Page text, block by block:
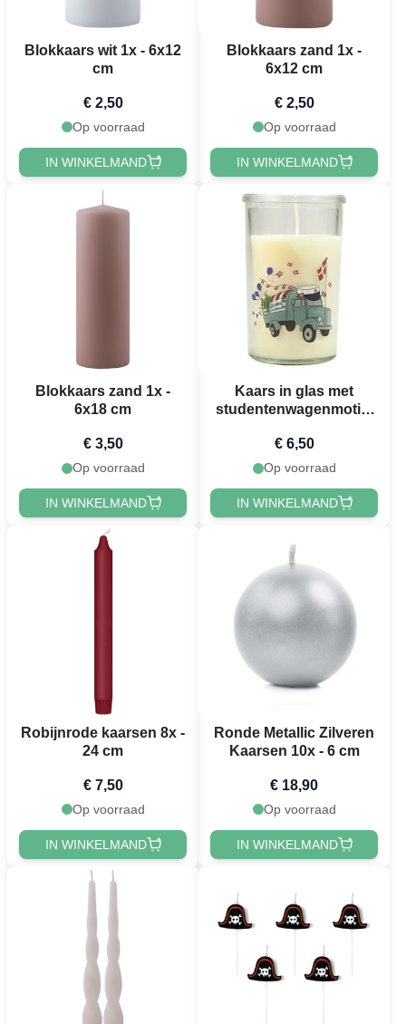
Blokkaars wit 1x - 6x12
cm
€ 2,50
Op voorraad
IN WINKELMAND
Blokkaars zand 1x -
6x12 cm
€ 2,50
Op voorraad
IN WINKELMAND
Blokkaars zand 1x -
6x18 cm
€ 3,50
Op voorraad
IN WINKELMAND
Kaars in glas met
studentenwagenmotief
Oude Apotheek
€ 6,50
Op voorraad
IN WINKELMAND
Robijnrode kaarsen 8x -
24 cm
€ 7,50
Op voorraad
IN WINKELMAND
Ronde Metallic Zilveren
Kaarsen 10x - 6 cm
€ 18,90
Op voorraad
IN WINKELMAND